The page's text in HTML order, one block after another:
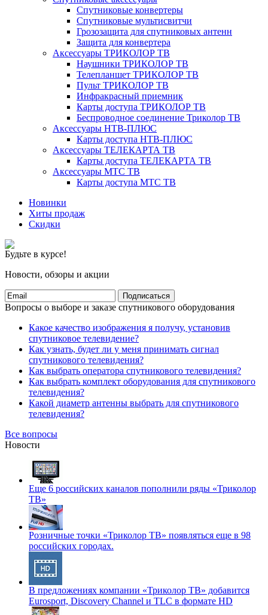
Спутниковые конвертеры
Спутниковые мультисвитчи
Грозозащита для спутниковых антенн
Защита для конвертера
Аксессуары ТРИКОЛОР ТВ
Наушники ТРИКОЛОР ТВ
Телепланшет ТРИКОЛОР ТВ
Пульт ТРИКОЛОР ТВ
Инфракрасный приемник
Карты доступа ТРИКОЛОР ТВ
Беспроводное соединение Триколор ТВ
Аксессуары НТВ-ПЛЮС
Карты доступа НТВ-ПЛЮС
Аксессуары ТЕЛЕКАРТА ТВ
Карты доступа ТЕЛЕКАРТА ТВ
Аксессуары МТС ТВ
Карты доступа МТС ТВ
Новинки
Хиты продаж
Скидки
Будьте в курсе!
Новости, обзоры и акции
Подписаться
Вопросы о выборе и заказе спутникового оборудования
Какое качество изображения я получу, установив
спутниковое телевидение?
Как узнать, будет ли у меня принимать сигнал
спутникового телевидения?
Как выбрать оператора спутникового телевидения?
Как выбрать комплект оборудования для спутникового
телевидения?
Какой диаметр антенны выбрать для спутникового
телевидения?
Все вопросы
Новости
Еще 6 российских каналов пополнили ряды «Триколор
ТВ»
Розничные точки «Триколор ТВ» появляться еще в 98
российских городах.
В предложениях компании «Триколор ТВ» добавится
Eurosport, Discovery Channel и TLC в формате HD